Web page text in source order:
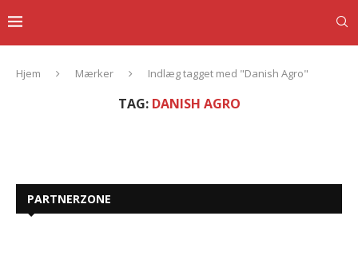
Hjem Mærker Indlæg tagget med "Danish Agro"
TAG: DANISH AGRO
PARTNERZONE